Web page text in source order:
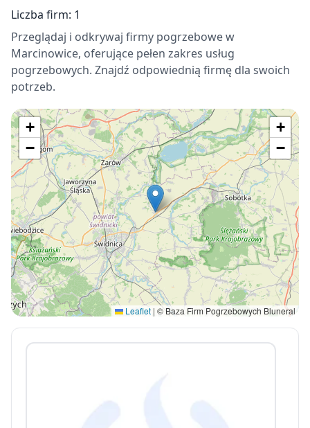
Liczba firm: 1
Przeglądaj i odkrywaj firmy pogrzebowe w
Marcinowice, oferujące pełen zakres usług
pogrzebowych. Znajdź odpowiednią firmę dla swoich
potrzeb.
+
−
+
−
Leaflet | © Baza Firm Pogrzebowych Bluneral